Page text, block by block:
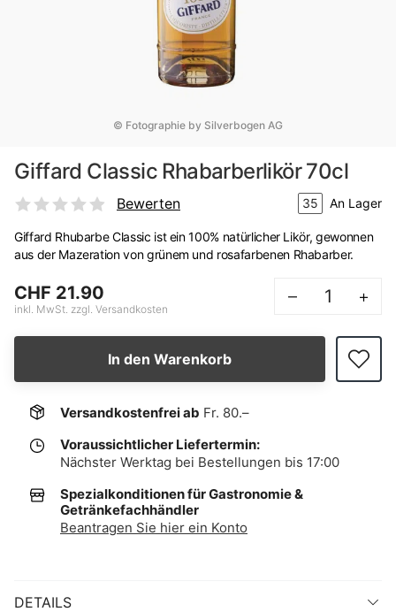
© Fotographie by Silverbogen AG
Giffard Classic Rhabarberlikör 70cl
Bewerten 35 An Lager
Giffard Rhubarbe Classic ist ein 100% natürlicher Likör, gewonnen
aus der Mazeration von grünem und rosafarbenen Rhabarber.
CHF 21.90
inkl. MwSt. zzgl. Versandkosten
– +
In den Warenkorb
Versandkostenfrei ab Fr. 80.–
Voraussichtlicher Liefertermin:
Nächster Werktag bei Bestellungen bis 17:00
Spezialkonditionen für Gastronomie &
Getränkefachhändler
Beantragen Sie hier ein Konto
DETAILS